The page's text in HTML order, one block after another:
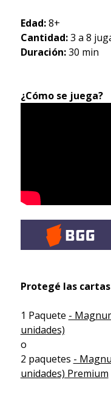
Edad:8+
Cantidad:3 a 8
Duración:30 min
¿Cómo se juega?
Protegé las
1 Paquete -
unidades)
o
2 paquetes -
unidades) Premium